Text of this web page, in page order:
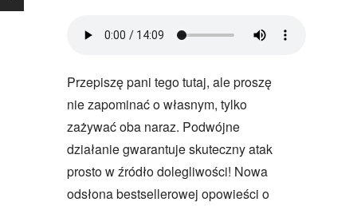
Przepiszę pani tego tutaj, ale proszę
nie zapominać o własnym, tylko
zażywać oba naraz. Podwójne
działanie gwarantuje skuteczny atak
prosto w źródło dolegliwości! Nowa
odsłona bestsellerowej opowieści o